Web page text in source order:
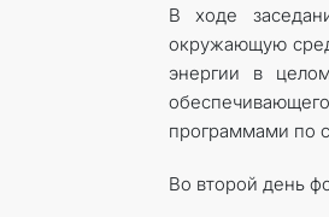
В ходе
окружающую
энергии в
программами по
Во второй день